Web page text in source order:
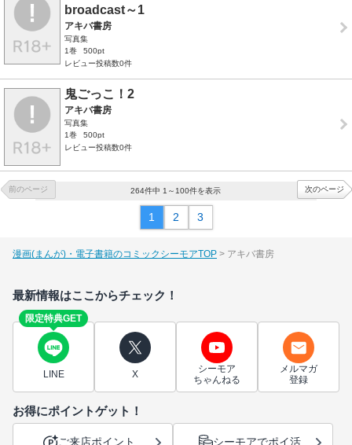
broadcast～1
アキバ書房
写真集
1巻
500pt
レビュー投稿数0件
鬼ごっこ！2
アキバ書房
写真集
1巻
500pt
レビュー投稿数0件
前のページ 264件中 1～100件を表示 次のページ
1 2 3
漫画(まんが)・電子書籍のコミックシーモアTOP アキバ書房
最新情報はここからチェック！
限定特典GET
LINE X
シーモア
ちゃんねる
メルマガ
登録
お得にポイントゲット！
ご来店ポイント シーモアでポイ活